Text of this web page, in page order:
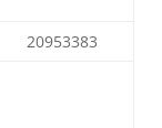
20953383